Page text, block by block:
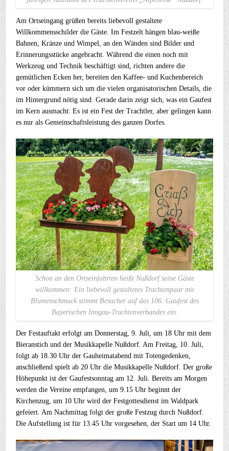
Am Ortseingang grüßen bereits liebevoll gestaltete
Willkommensschilder die Gäste. Im Festzelt hängen blau-weiße
Bahnen, Kränze und Wimpel, an den Wänden sind Bilder und
Erinnerungsstücke angebracht. Während die einen noch mit
Werkzeug und Technik beschäftigt sind, richten andere die
gemütlichen Ecken her, bereiten den Kaffee- und Kuchenbereich
vor oder kümmern sich um die vielen organisatorischen Details, die
im Hintergrund nötig sind. Gerade darin zeigt sich, was ein Gaufest
im Kern ausmacht: Es ist ein Fest der Trachtler, aber gelingen kann
es nur als Gemeinschaftsleistung des ganzen Dorfes.
Schon an den Ortseinfahrten heißt Nußdorf seine Gäste
willkommen: Ein liebevoll gestaltetes Trachtenpaar mit
Blumenschmuck stimmt Besucher auf das 106. Gaufest des
Bayerischen Inngau-Trachtenverbandes ein.
Der Festauftakt erfolgt am Donnerstag, 9. Juli, um 18 Uhr mit dem
Bieranstich und der Musikkapelle Nußdorf. Am Freitag, 10. Juli,
folgt ab 18.30 Uhr der Gauheimatabend mit Totengedenken,
anschließend spielt ab 20 Uhr die Musikkapelle Nußdorf. Der große
Höhepunkt ist der Gaufestsonntag am 12. Juli. Bereits am Morgen
werden die Vereine empfangen, um 9.15 Uhr beginnt der
Kirchenzug, um 10 Uhr wird der Festgottesdienst im Waldpark
gefeiert. Am Nachmittag folgt der große Festzug durch Nußdorf.
Die Aufstellung ist für 13.45 Uhr vorgesehen, der Start um 14 Uhr.